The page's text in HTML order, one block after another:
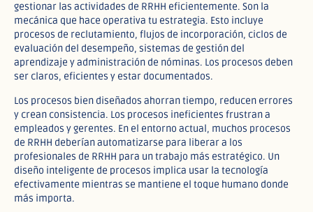
gestionar las actividades de RRHH eficientemente. Son la
mecánica que hace operativa tu estrategia. Esto incluye
procesos de reclutamiento, flujos de incorporación, ciclos de
evaluación del desempeño, sistemas de gestión del
aprendizaje y administración de nóminas. Los procesos deben
ser claros, eficientes y estar documentados.
Los procesos bien diseñados ahorran tiempo, reducen errores
y crean consistencia. Los procesos ineficientes frustran a
empleados y gerentes. En el entorno actual, muchos procesos
de RRHH deberían automatizarse para liberar a los
profesionales de RRHH para un trabajo más estratégico. Un
diseño inteligente de procesos implica usar la tecnología
efectivamente mientras se mantiene el toque humano donde
más importa.